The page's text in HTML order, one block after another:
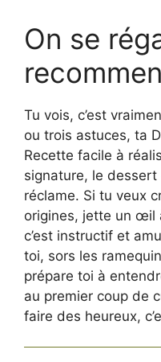
On se
Tu vois, c’est
ou trois astuces, ta
Recette facile à
signature, le
réclame. Si tu veux
origines, jette un œil
c’est instructif et
toi, sors les
prépare toi à
au premier coup de
faire des heureux,